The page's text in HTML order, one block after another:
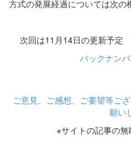
方式の発展経過については次の
次回は11月14日の更新予定
バックナン
ご意見、ご感想、ご要望等ご
願い
※サイトの記事の無